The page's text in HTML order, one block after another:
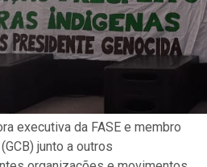
executiva da FASE e membro
junto a outros